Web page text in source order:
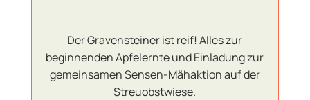
Der Gravensteiner ist reif! Alles zur
beginnenden Apfelernte und Einladung zur
gemeinsamen Sensen-Mähaktion auf der
Streuobstwiese.